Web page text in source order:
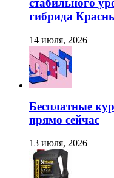
стабильного
гибрида
14 июля, 2026
Бесплатные
прямо сейчас
13 июля, 2026